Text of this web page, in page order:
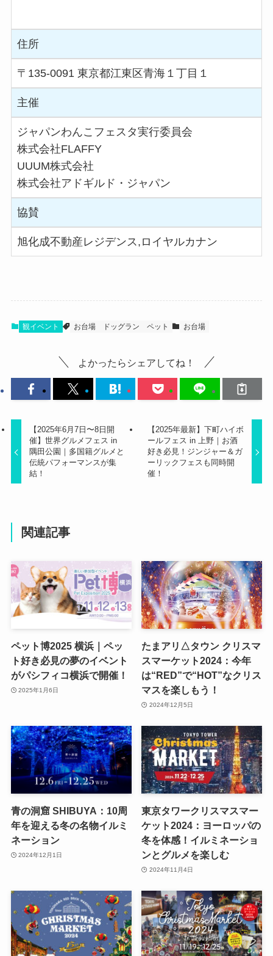
住所
〒135-0091 東京都江東区青海１丁目１
主催
ジャパンわんこフェスタ実行委員会
株式会社FLAFFY
UUUM株式会社
株式会社アドギルド・ジャパン
協賛
旭化成不動産レジデンス,ロイヤルカナン
観イベント お台場 ドッグラン ペット お台場
よかったらシェアしてね！
【2025年6月7日〜8日開
催】世界グルメフェス in
隅田公園｜多国籍グルメと
伝統パフォーマンスが集
結！
【2025年最新】下町ハイボ
ールフェス in 上野｜お酒
好き必見！ジンジャー＆ガ
ーリックフェスも同時開
催！
関連記事
ペット博2025 横浜｜ペッ
ト好き必見の夢のイベント
がパシフィコ横浜で開催！
2025年1月6日
たまアリ△タウン クリスマ
スマーケット2024：今年
は“RED”で“HOT”なクリス
マスを楽しもう！
2024年12月5日
青の洞窟 SHIBUYA：10周
年を迎える冬の名物イルミ
ネーション
2024年12月1日
東京タワークリスマスマー
ケット2024：ヨーロッパの
冬を体感！イルミネーショ
ンとグルメを楽しむ
2024年11月4日